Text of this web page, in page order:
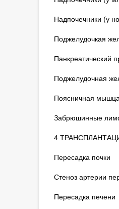
Надпочечники (у
Поджелудочкая
Панкреатический
Поджелудочная
Поясничная
Забрюшинные
4
Пересадка почки
Стеноз артерии
Пересадка печени